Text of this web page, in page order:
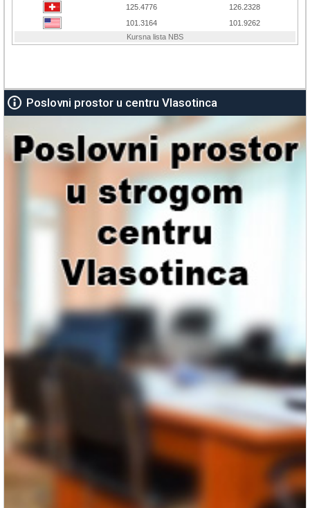
Poslovni prostor u centru Vlasotinca